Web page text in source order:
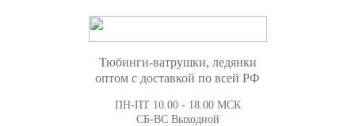
Тюбинги-ватрушки, ледянки
оптом с доставкой по всей РФ
ПН-ПТ 10.00 - 18.00 МСК
СБ-ВС Выходной